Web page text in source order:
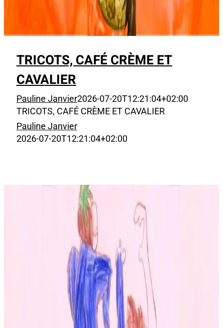
TRICOTS, CAFÉ CRÈME ET
CAVALIER
Pauline Janvier2026-07-20T12:21:04+02:00
TRICOTS, CAFÉ CRÈME ET CAVALIER
Pauline Janvier
2026-07-20T12:21:04+02:00